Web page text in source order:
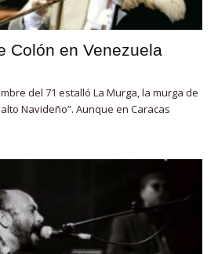
Colón en Venezuela
del 71 estalló La Murga, la murga de
Navideño”. Aunque en Caracas